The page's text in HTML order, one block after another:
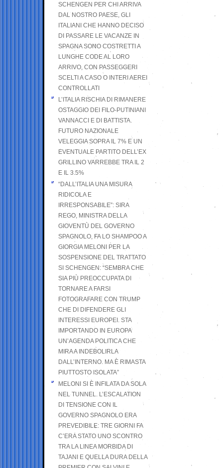
SCHENGEN PER CHI ARRIVA
DAL NOSTRO PAESE, GLI
ITALIANI CHE HANNO DECISO
DI PASSARE LE VACANZE IN
SPAGNA SONO COSTRETTI A
LUNGHE CODE AL LORO
ARRIVO, CON PASSEGGERI
SCELTI A CASO O INTERI AEREI
CONTROLLATI
L’ITALIA RISCHIA DI RIMANERE
OSTAGGIO DEI FILO-PUTINIANI
VANNACCI E DI BATTISTA.
FUTURO NAZIONALE
VELEGGIA SOPRA IL 7% E UN
EVENTUALE PARTITO DELL’EX
GRILLINO VARREBBE TRA IL 2
E IL 3.5%
“DALL’ITALIA UNA MISURA
RIDICOLA E
IRRESPONSABILE”: SIRA
REGO, MINISTRA DELLA
GIOVENTÙ DEL GOVERNO
SPAGNOLO, FA LO SHAMPOO A
GIORGIA MELONI PER LA
SOSPENSIONE DEL TRATTATO
SI SCHENGEN: “SEMBRA CHE
SIA PIÙ PREOCCUPATA DI
TORNARE A FARSI
FOTOGRAFARE CON TRUMP
CHE DI DIFENDERE GLI
INTERESSI EUROPEI. STA
IMPORTANDO IN EUROPA
UN’AGENDA POLITICA CHE
MIRA A INDEBOLIRLA
DALL’INTERNO. MA È RIMASTA
PIUTTOSTO ISOLATA”
MELONI SI È INFILATA DA SOLA
NEL TUNNEL. L’ESCALATION
DI TENSIONE CON IL
GOVERNO SPAGNOLO ERA
PREVEDIBILE: TRE GIORNI FA
C’ERA STATO UNO SCONTRO
TRA LA LINEA MORBIDA DI
TAJANI E QUELLA DURA DELLA